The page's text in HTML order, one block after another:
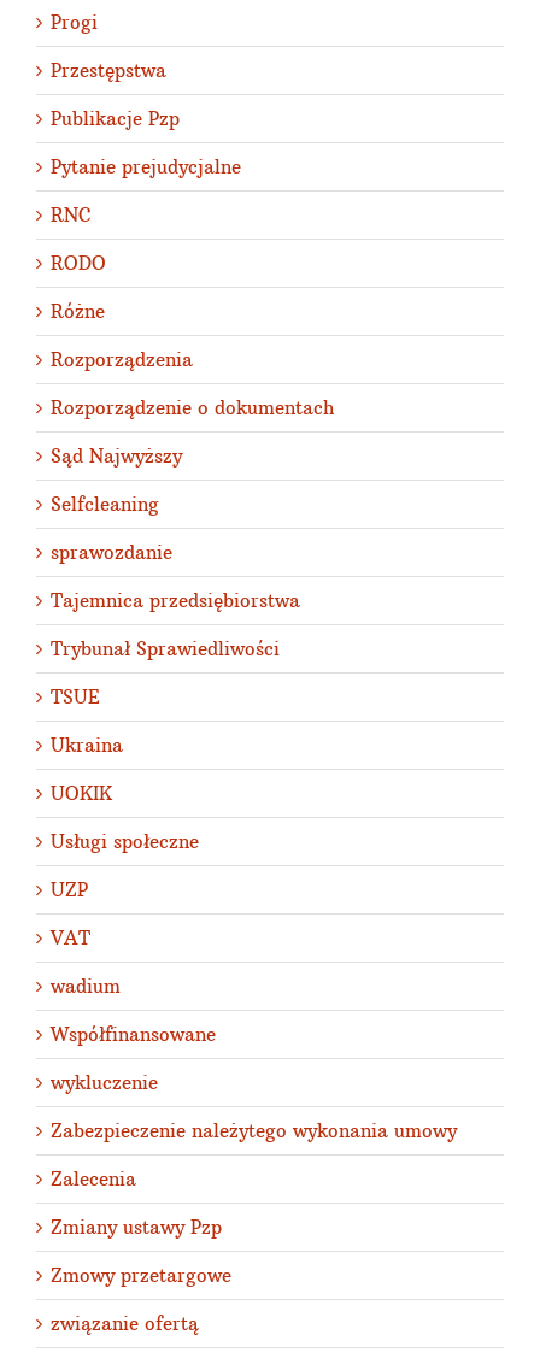
Progi
Przestępstwa
Publikacje Pzp
Pytanie prejudycjalne
RNC
RODO
Różne
Rozporządzenia
Rozporządzenie o dokumentach
Sąd Najwyższy
Selfcleaning
sprawozdanie
Tajemnica przedsiębiorstwa
Trybunał Sprawiedliwości
TSUE
Ukraina
UOKIK
Usługi społeczne
UZP
VAT
wadium
Współfinansowane
wykluczenie
Zabezpieczenie należytego wykonania umowy
Zalecenia
Zmiany ustawy Pzp
Zmowy przetargowe
związanie ofertą